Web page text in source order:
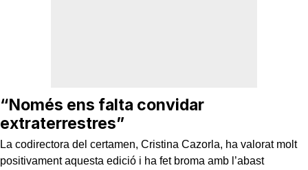
“Només ens falta convidar
extraterrestres”
La codirectora del certamen, Cristina Cazorla, ha valorat molt
positivament aquesta edició i ha fet broma amb l’abast